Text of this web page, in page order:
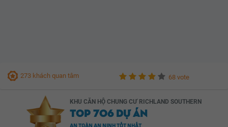
273 khách quan tâm 68 vote
KHU CĂN HỘ CHUNG CƯ RICHLAND SOUTHERN
TOP 706 DỰ ÁN
AN TOÀN AN NINH TỐT NHẤT